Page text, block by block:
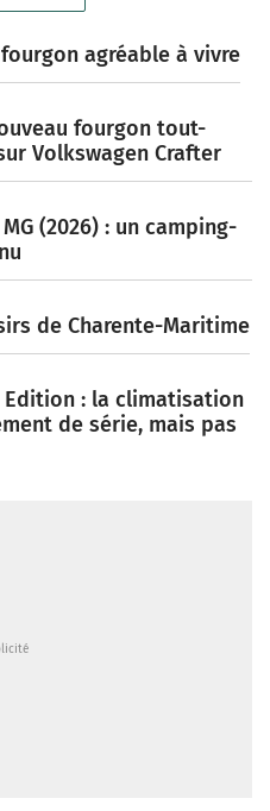
fourgon agréable à vivre
fourgon tout-
Volkswagen Crafter
(2026) : un camping-
de Charente-Maritime
Edition : la climatisation
de série, mais pas